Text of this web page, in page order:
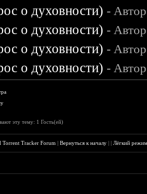
о духовности) -
о духовности) -
о духовности) -
о духовности) -
эту тему: 1 Гость(ей)
Torrent Tracker Forum |Вернуться к началу ||Лёгкий